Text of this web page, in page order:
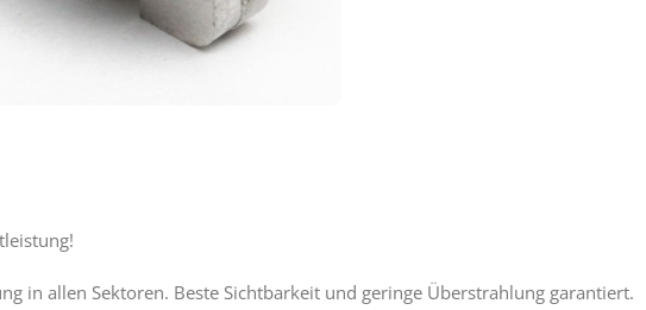
in allen Sektoren. Beste Sichtbarkeit und geringe Überstrahlung garantiert.